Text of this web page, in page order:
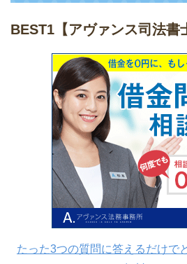
BEST1 【アヴァンス司法書
たった3つの質問に答えるだけで